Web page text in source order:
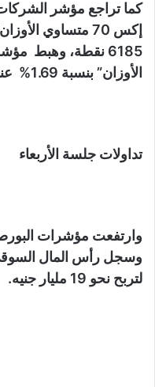
كما تراجع مؤشر
الأوزان” بنسبة 1.69% عند مستوى 9571 نقطة.
تداولات جلسة الأربعاء
وارتفعت مؤشرات
لتربح نحو 19 مليار جنيه.